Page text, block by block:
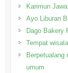
Karimun
Ayo Liburan
Dago Bakery
Tempat
Berpetualang
umum